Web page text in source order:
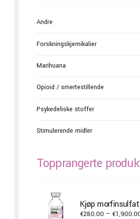
Andre
Forskningskjemikalier
Marihuana
Opioid / smertestillende
Psykedeliske stoffer
Stimulerende midler
Topprangerte
Kjøp
€280.00 – €